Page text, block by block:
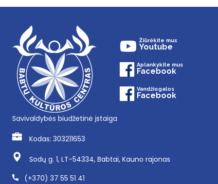
Žiūrėkite mus
Youtube
Aplankykite mus
Facebook
Vandžiogalos
Facebook
Savivaldybės biudžetinė įstaiga
Kodas: 303211653
Sodų g. 1, LT-54334, Babtai, Kauno rajonas
(+370) 37 55 51 41